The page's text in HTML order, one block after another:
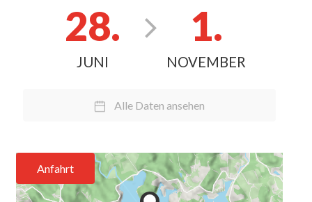
28.
JUNI
1.
NOVEMBER
Alle Daten ansehen
Anfahrt